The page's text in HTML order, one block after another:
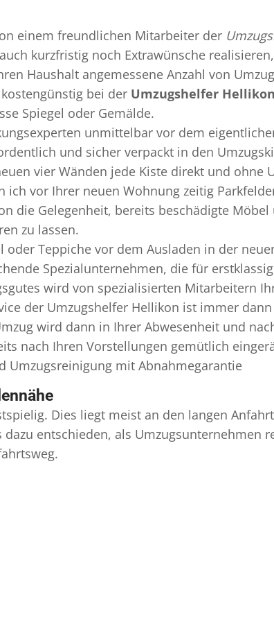
einem freundlichen Mitarbeiter der
kurzfristig noch Extrawünsche
Haushalt angemessene Anzahl von
bei der Umzugshelfer Hellikon
Spiegel oder Gemälde.
unmittelbar vor dem
und sicher verpackt in den
vier Wänden jede Kiste direkt und ohne
vor Ihrer neuen Wohnung zeitig
die Gelegenheit, bereits beschädigte
zu lassen.
Teppiche vor dem Ausladen in der
Spezialunternehmen, die für
wird von spezialisierten Mitarbeitern
der Umzugshelfer Hellikon ist immer
wird dann in Ihrer Abwesenheit und
nach Ihren Vorstellungen gemütlich
Umzugsreinigung mit Abnahmegarantie
Dies liegt meist an den langen
entschieden, als Umzugsunternehmen